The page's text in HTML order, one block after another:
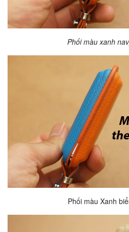
Phối màu xanh
Phối màu Xanh